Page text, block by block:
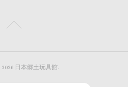
2026 日本郷土玩具館.